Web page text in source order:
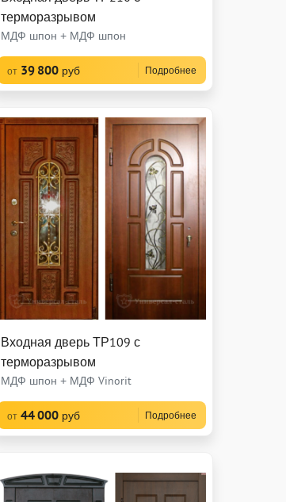
терморазрывом
МДФ шпон + МДФ шпон
от 39 800 руб Подробнее
Входная дверь ТР109 с
терморазрывом
МДФ шпон + МДФ Vinorit
от 44 000 руб Подробнее